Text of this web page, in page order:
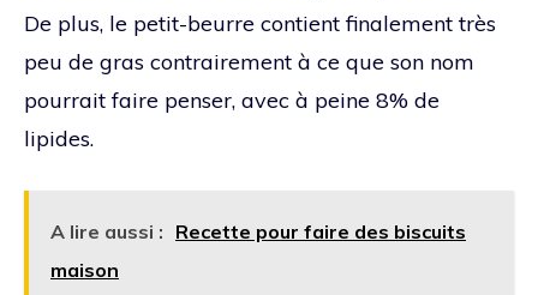
De plus, le petit-beurre contient finalement très
peu de gras contrairement à ce que son nom
pourrait faire penser, avec à peine 8% de
lipides.
A lire aussi : Recette pour faire des biscuits
maison